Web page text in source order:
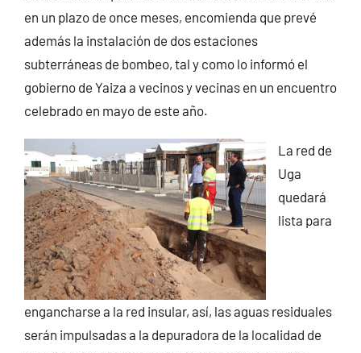
en un plazo de once meses, encomienda que prevé
además la instalación de dos estaciones
subterráneas de bombeo, tal y como lo informó el
gobierno de Yaiza a vecinos y vecinas en un encuentro
celebrado en mayo de este año.
La red de
Uga
quedará
lista para
engancharse a la red insular, así, las aguas residuales
serán impulsadas a la depuradora de la localidad de